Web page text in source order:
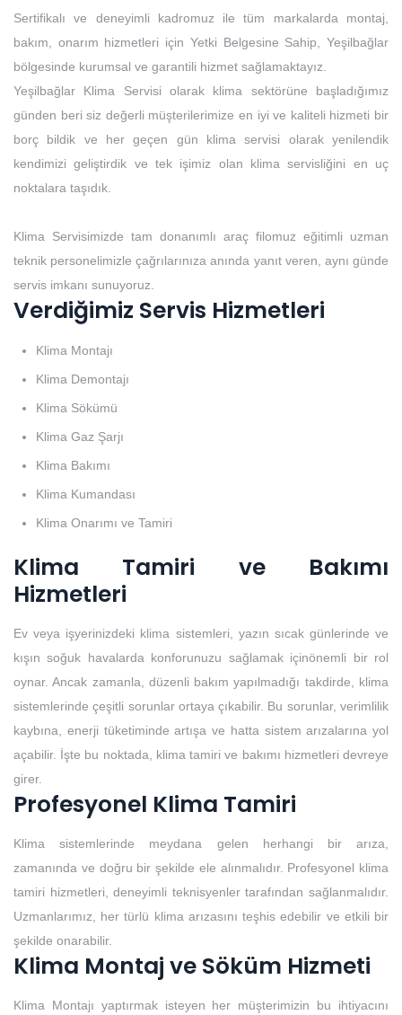
Sertifikalı ve deneyimli kadromuz ile tüm markalarda montaj,
bakım, onarım hizmetleri için Yetki Belgesine Sahip, Yeşilbağlar
bölgesinde kurumsal ve garantili hizmet sağlamaktayız.
Yeşilbağlar Klima Servisi olarak klima sektörüne başladığımız
günden beri siz değerli müşterilerimize en iyi ve kaliteli hizmeti bir
borç bildik ve her geçen gün klima servisi olarak yenilendik
kendimizi geliştirdik ve tek işimiz olan klima servisliğini en uç
noktalara taşıdık.
Klima Servisimizde tam donanımlı araç filomuz eğitimli uzman
teknik personelimizle çağrılarınıza anında yanıt veren, aynı günde
servis imkanı sunuyoruz.
Verdiğimiz Servis Hizmetleri
Klima Montajı
Klima Demontajı
Klima Sökümü
Klima Gaz Şarjı
Klima Bakımı
Klima Kumandası
Klima Onarımı ve Tamiri
Klima Tamiri ve Bakımı
Hizmetleri
Ev veya işyerinizdeki klima sistemleri, yazın sıcak günlerinde ve
kışın soğuk havalarda konforunuzu sağlamak içinönemli bir rol
oynar. Ancak zamanla, düzenli bakım yapılmadığı takdirde, klima
sistemlerinde çeşitli sorunlar ortaya çıkabilir. Bu sorunlar, verimlilik
kaybına, enerji tüketiminde artışa ve hatta sistem arızalarına yol
açabilir. İşte bu noktada, klima tamiri ve bakımı hizmetleri devreye
girer.
Profesyonel Klima Tamiri
Klima sistemlerinde meydana gelen herhangi bir arıza,
zamanında ve doğru bir şekilde ele alınmalıdır. Profesyonel klima
tamiri hizmetleri, deneyimli teknisyenler tarafından sağlanmalıdır.
Uzmanlarımız, her türlü klima arızasını teşhis edebilir ve etkili bir
şekilde onarabilir.
Klima Montaj ve Söküm Hizmeti
Klima Montajı yaptırmak isteyen her müşterimizin bu ihtiyacını